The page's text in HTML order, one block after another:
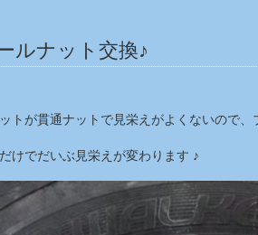
ルナット交換♪
トが貫通ナットで見栄えがよくないので
けでだいぶ見栄えが変わります ♪